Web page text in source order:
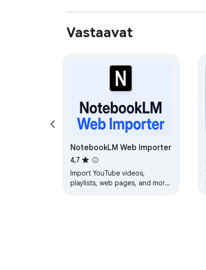
Vastaavat
NotebookLM Web Importer
4,7
Import YouTube videos,
playlists, web pages, and more